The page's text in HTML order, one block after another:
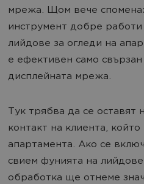
мрежа. Щом вече
инструмент добре работи
лийдове за огледи на
е ефективен само
дисплейната мрежа.
Тук трябва да се оставят
контакт на клиента,
апартамента. Ако се
свием фунията на
обработка ще отнеме